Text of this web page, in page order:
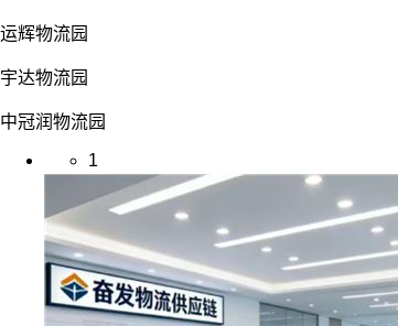
运辉物流园
宇达物流园
中冠润物流园
1